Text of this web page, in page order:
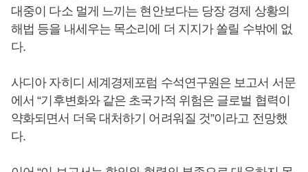
대중이 다소 멀게 느끼는 현안보다는 당장 경제 상황의
해법 등을 내세우는 목소리에 더 지지가 쏠릴 수밖에 없
다.
사디아 자히디 세계경제포럼 수석연구원은 보고서 서문
에서 “기후변화와 같은 초국가적 위험은 글로벌 협력이
약화되면서 더욱 대처하기 어려워질 것”이라고 전망했
다.